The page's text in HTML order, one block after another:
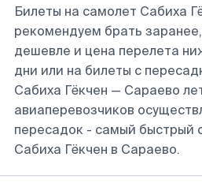
Билеты на самолет Сабиха
рекомендуем брать
дешевле и цена перелета
дни или на билеты с
Сабиха Гёкчен — Сараево
авиаперевозчиков
пересадок - самый быстрый
Сабиха Гёкчен в Сараево.